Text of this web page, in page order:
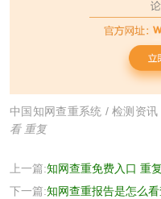
中国知网查重系统 /检测资讯
看 重复
上一篇:知网查重免费入口 重
下一篇:知网查重报告是怎么